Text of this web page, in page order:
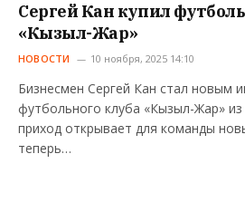
Сергей Кан купил
«Кызыл-Жар»
НОВОСТИ 10 ноября, 2025 14:10
Бизнесмен Сергей Кан стал новым
футбольного клуба «Кызыл-Жар»
приход открывает для команды
теперь…